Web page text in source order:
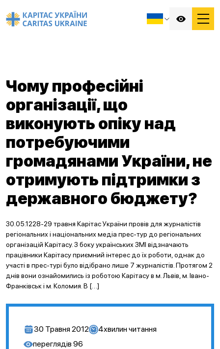
Чому професійні
організації, що
виконують опіку над
потребуючими
громадянами України, не
отримують підтримки з
державного бюджету?
30.05.1228-29 травня Карітас України провів для журналістів
регіональних і національних медіа прес-тур до регіональних
організацій Карітасу. З боку українських ЗМІ відзначають
працівники Карітасу приємний інтерес до їх роботи, однак до
участі в прес-турі було відібрано лише 7 журналістів. Протягом 2
днів вони ознайомились із роботою Карітасу в м. Львів, м. Івано-
Франківськ і м. Коломия. В […]
30 Травня 2012 4хвилин читання
переглядів 96